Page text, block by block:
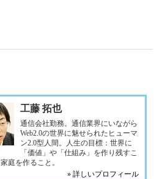
工藤 拓也
通信会社勤務。通信業界にいながら
Web2.0の世界に魅せられたヒューマ
ン2.0型人間。人生の目標：世界に
「価値」や「仕組み」を作り残すこ
庭を作ること。
» 詳しいプロフィール